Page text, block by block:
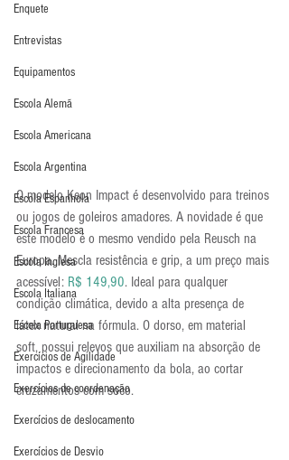
Enquete
Entrevistas
Equipamentos
Escola Alemã
Escola Americana
Escola Argentina
Escola Espanhola
Escola Francesa
Escola Inglesa
Escola Italiana
Escola Portuguesa
Exercícios de Agilidade
Exercícios de coordenação
Exercícios de deslocamento
Exercícios de Desvio
O modelo Keon Impact é desenvolvido para treinos
ou jogos de goleiros amadores. A novidade é que
este modelo é o mesmo vendido pela Reusch na
Europa. Mescla resistência e grip, a um preço mais
acessível: R$ 149,90. Ideal para qualquer
condição climática, devido a alta presença de
látex natural na fórmula. O dorso, em material
soft, possui relevos que auxiliam na absorção de
impactos e direcionamento da bola, ao cortar
cruzamentos com soco.